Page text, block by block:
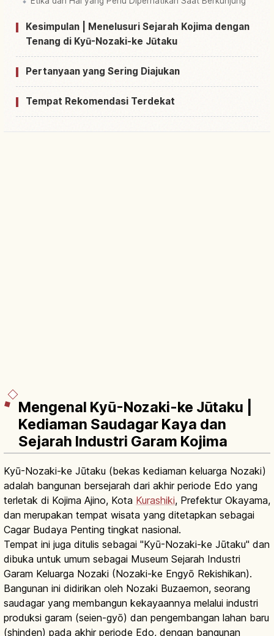
Kesimpulan | Menelusuri Sejarah Kojima dengan
Tenang di Kyū-Nozaki-ke Jūtaku
Pertanyaan yang Sering Diajukan
Tempat Rekomendasi Terdekat
Mengenal Kyū-Nozaki-ke Jūtaku |
Kediaman Saudagar Kaya dan
Sejarah Industri Garam Kojima
Kyū-Nozaki-ke Jūtaku (bekas kediaman keluarga Nozaki)
adalah bangunan bersejarah dari akhir periode Edo yang
terletak di Kojima Ajino, Kota Kurashiki, Prefektur Okayama,
dan merupakan tempat wisata yang ditetapkan sebagai
Cagar Budaya Penting tingkat nasional.
Tempat ini juga ditulis sebagai "Kyū-Nozaki-ke Jūtaku" dan
dibuka untuk umum sebagai Museum Sejarah Industri
Garam Keluarga Nozaki (Nozaki-ke Engyō Rekishikan).
Bangunan ini didirikan oleh Nozaki Buzaemon, seorang
saudagar yang membangun kekayaannya melalui industri
produksi garam (seien-gyō) dan pengembangan lahan baru
(shinden) pada akhir periode Edo, dengan bangunan